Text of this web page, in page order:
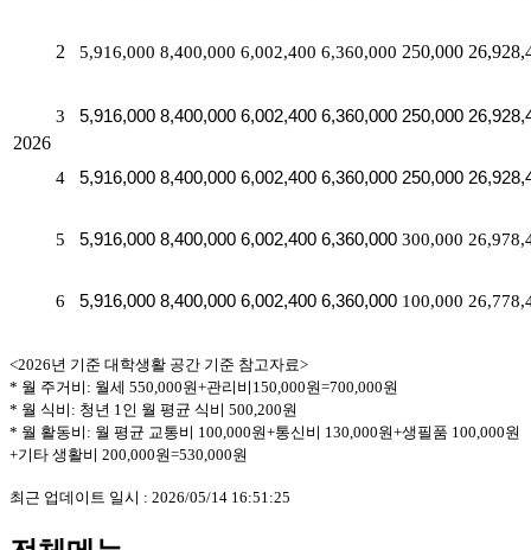
2026
2 5,916,000 8,400,000 6,002,400 6,360,000 250,000
3 5,916,000 8,400,000 6,002,400 6,360,000 250,000
4 5,916,000 8,400,000 6,002,400 6,360,000 250,000
5 5,916,000 8,400,000 6,002,400 6,360,000 300,000
6 5,916,000 8,400,000 6,002,400 6,360,000 100,000
<2026년 기준 대학생활 공간 기준 참고자료>
* 월 주거비: 월세 550,000원+관리비150,000원=700,000원
* 월 식비: 청년 1인 월 평균 식비 500,200원
* 월 활동비: 월 평균 교통비 100,000원+통신비 130,000원+생필품 100,000원
+기타 생활비 200,000원=530,000원
최근 업데이트 일시 : 2026/05/14 16:51:25